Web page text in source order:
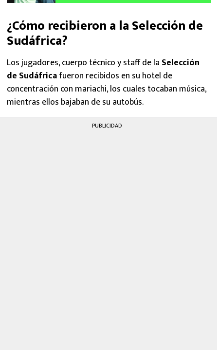
¿Cómo recibieron a la Selección de
Sudáfrica?
Los jugadores, cuerpo técnico y staff de la Selección
de Sudáfricafueron recibidos en su hotel de
concentración con mariachi, los cuales tocaban música,
mientras ellos bajaban de su autobús.
PUBLICIDAD